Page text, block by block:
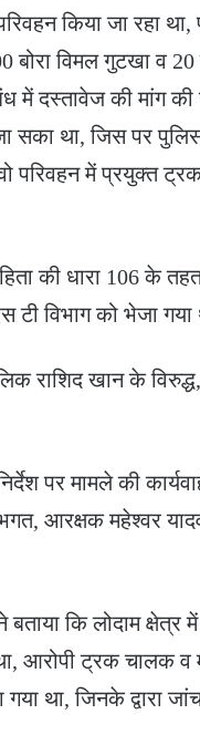
किया जा रहा
विमल गुटखा व 20
दस्तावेज की मांग की
था, जिस पर
परिवहन में प्रयुक्त
की धारा 106 के
टी विभाग को भेजा गया
राशिद खान के
पर मामले की
भगत, आरक्षक महेश्वर
बताया कि लोदाम
आरोपी ट्रक चालक
था, जिनके द्वारा